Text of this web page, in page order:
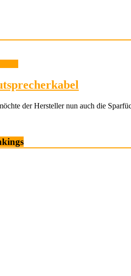
der Hersteller nun auch die